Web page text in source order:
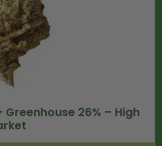
Greenhouse 26% – High